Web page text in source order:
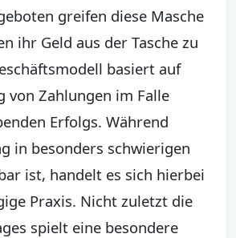
greifen diese Masche
ihr Geld aus der Tasche zu
basiert auf
von Zahlungen im Falle
Erfolgs. Während
in besonders schwierigen
ist, handelt es sich hierbei
Praxis. Nicht zuletzt die
spielt eine besondere